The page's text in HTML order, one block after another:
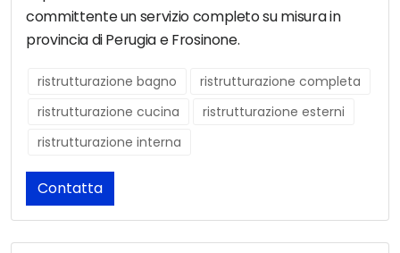
committente un servizio completo su misura in
provincia di Perugia e Frosinone.
ristrutturazione bagno
ristrutturazione completa
ristrutturazione cucina
ristrutturazione esterni
ristrutturazione interna
Contatta